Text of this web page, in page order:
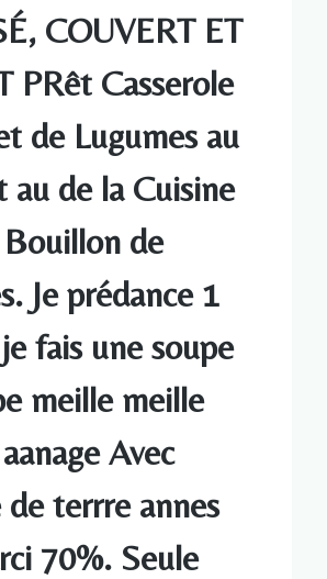
COUVERT ET
PRêt Casserole
de Lugumes au
au de la Cuisine
de
Je prédance 1
fais une soupe
meille meille
Avec
terrre annes
70%. Seule